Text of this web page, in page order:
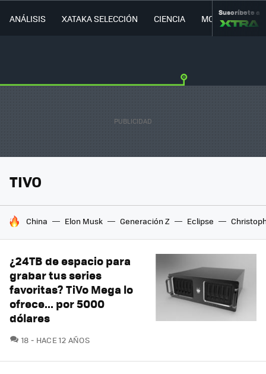
ANÁLISIS XATAKA SELECCIÓN CIENCIA MOVILIDAD
Suscríbete a
TIVO
HOY SE HABLA DE
China Elon Musk Generación Z Eclipse
¿24TB de espacio para
grabar tus series
favoritas? TiVo Mega lo
ofrece... por 5000
dólares
18 COMENTARIOS
HACE 12 AÑOS